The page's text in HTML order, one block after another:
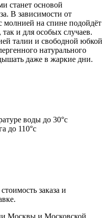
станет основой
В зависимости от
молнией на спине подойдёт
и для особых случаев.
талии и свободной юбкой
натурального
даже в жаркие дни.
воды до 30°c
до 110°c
заказа и